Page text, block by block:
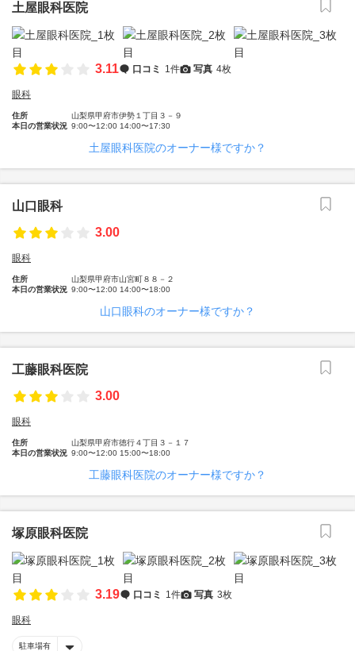
土屋眼科医院
3.11 口コミ 1件 写真 4枚
眼科
住所
山梨県甲府市伊勢１丁目３－９
本日の営業状況 9:00〜12:00 14:00〜17:30
土屋眼科医院のオーナー様ですか？
山口眼科
3.00
眼科
住所
山梨県甲府市山宮町８８－２
本日の営業状況 9:00〜12:00 14:00〜18:00
山口眼科のオーナー様ですか？
工藤眼科医院
3.00
眼科
住所
山梨県甲府市徳行４丁目３－１７
本日の営業状況 9:00〜12:00 15:00〜18:00
工藤眼科医院のオーナー様ですか？
塚原眼科医院
3.19 口コミ 1件 写真 3枚
眼科
駐車場有